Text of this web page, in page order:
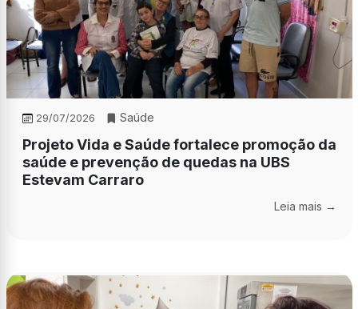
29/07/2026 Saúde
Projeto Vida e Saúde fortalece promoção da
saúde e prevenção de quedas na UBS
Estevam Carraro
Leia mais →